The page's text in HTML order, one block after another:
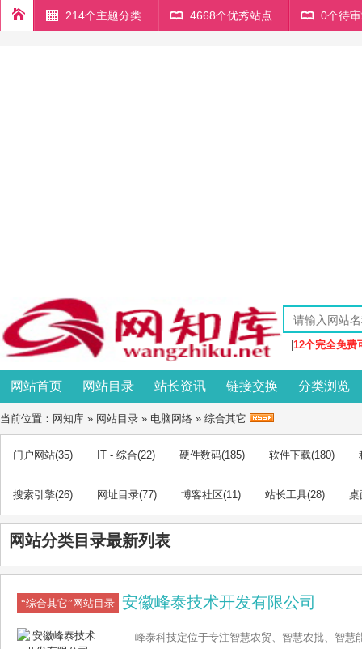
214个主题分类 4668个优秀站点 0个待
12个完全免费
网站首页 网站目录 站长资讯 链接交换 分类浏览
当前位置： 网知库 » 网站目录 » 电脑网络 » 综合其它
门户网站(35) IT - 综合(22) 硬件数码(185) 软件下载(180)
搜索引擎(26) 网址目录(77) 博客社区(11) 站长工具(28) 桌
网站分类目录最新列表
“综合其它”网站目录 安徽峰泰技术开发有限公司
峰泰科技定位于专注智慧农贸、智慧农批、智慧